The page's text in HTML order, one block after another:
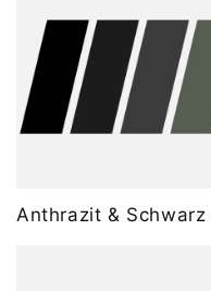
Anthrazit & Schwarz